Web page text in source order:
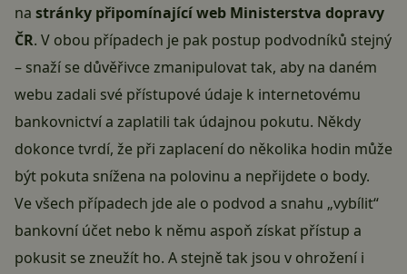
na stránky připomínající web Ministerstva dopravy
ČR. V obou případech je pak postup podvodníků stejný
– snaží se důvěřivce zmanipulovat tak, aby na daném
webu zadali své přístupové údaje k internetovému
bankovnictví a zaplatili tak údajnou pokutu. Někdy
dokonce tvrdí, že při zaplacení do několika hodin může
být pokuta snížena na polovinu a nepřijdete o body.
Ve všech případech jde ale o podvod a snahu „vybílit“
bankovní účet nebo k němu aspoň získat přístup a
pokusit se zneužít ho. A stejně tak jsou v ohrožení i